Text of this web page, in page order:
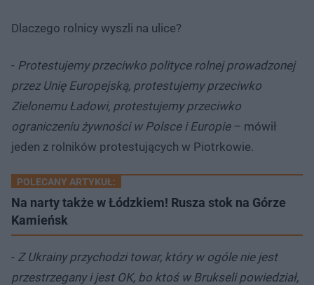
Dlaczego rolnicy wyszli na ulice?
- Protestujemy przeciwko polityce rolnej prowadzonej
przez Unię Europejską, protestujemy przeciwko
Zielonemu Ładowi, protestujemy przeciwko
ograniczeniu żywności w Polsce i Europie– mówił
jeden z rolników protestujących w Piotrkowie.
POLECANY ARTYKUŁ:
Na narty także w Łódzkiem! Rusza stok na Górze
Kamieńsk
- Z Ukrainy przychodzi towar, który w ogóle nie jest
przestrzegany i jest OK, bo ktoś w Brukseli powiedział,